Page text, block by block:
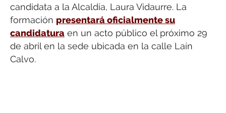
candidata a la Alcaldía, Laura Vidaurre. La
formación presentará oficialmente su
candidatura en un acto público el próximo 29
de abril en la sede ubicada en la calle Laín
Calvo.